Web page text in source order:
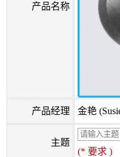
产品名称
产品经理 金艳
主题
(* 要求 )